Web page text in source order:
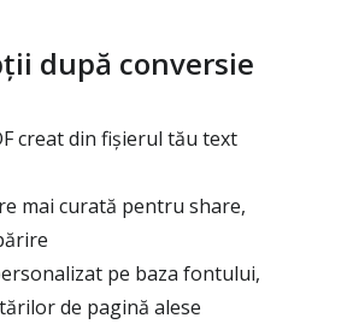
după conversie
creat din fișierul tău text
mai curată pentru share,
pe baza fontului,
de pagină alese